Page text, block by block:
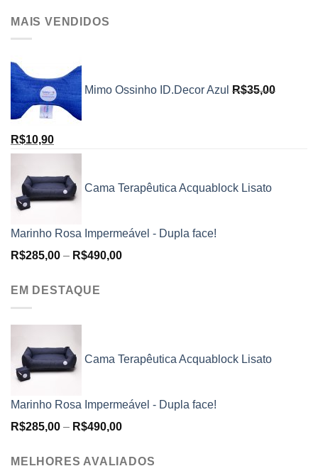
MAIS VENDIDOS
Mimo Ossinho ID.Decor Azul R$35,00
R$10,90
Cama Terapêutica Acquablock Lisato
Marinho Rosa Impermeável - Dupla face!
R$285,00 – R$490,00
EM DESTAQUE
Cama Terapêutica Acquablock Lisato
Marinho Rosa Impermeável - Dupla face!
R$285,00 – R$490,00
MELHORES AVALIADOS